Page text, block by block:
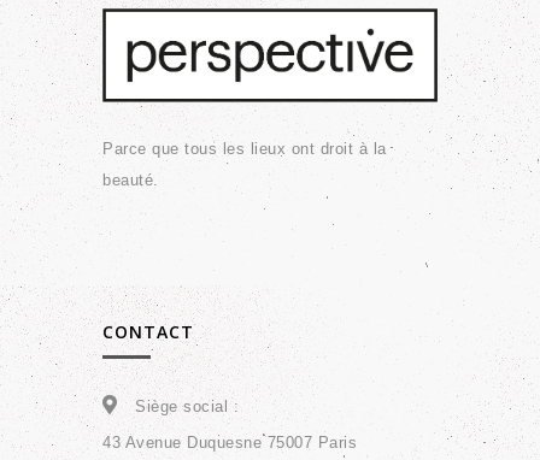
Parce que tous les lieux ont droit à la
beauté.
CONTACT
Siège social :
43 Avenue Duquesne 75007 Paris